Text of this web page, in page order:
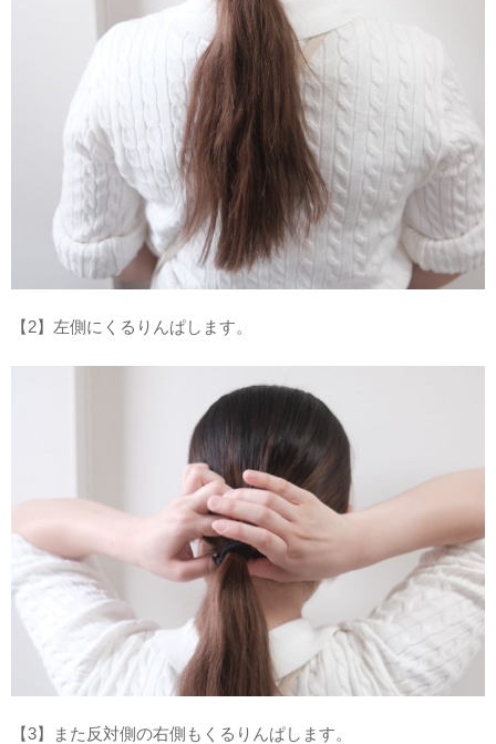
【2】左側にくるりんぱします。
【3】また反対側の右側もくるりんぱします。